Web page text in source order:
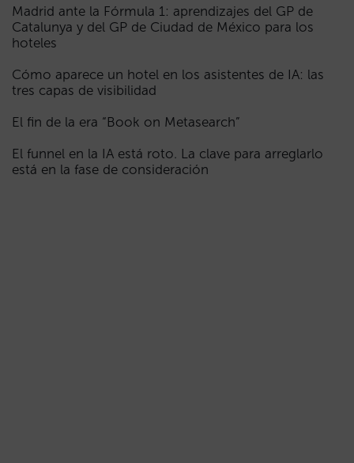
Madrid ante la Fórmula 1: aprendizajes del GP de
Catalunya y del GP de Ciudad de México para los
hoteles
Cómo aparece un hotel en los asistentes de IA: las
tres capas de visibilidad
El fin de la era “Book on Metasearch”
El funnel en la IA está roto. La clave para arreglarlo
está en la fase de consideración